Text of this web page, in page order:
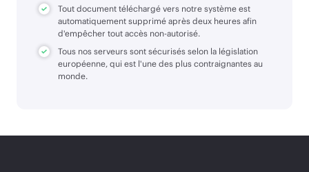
Tout document téléchargé vers notre système est
automatiquement supprimé après deux heures afin
d'empêcher tout accès non-autorisé.
Tous nos serveurs sont sécurisés selon la législation
européenne, qui est l'une des plus contraignantes au
monde.